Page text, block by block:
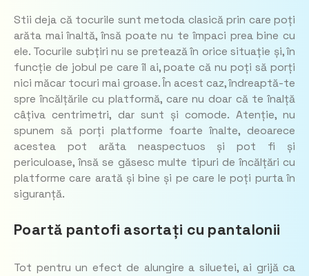
Stii deja că tocurile sunt metoda clasică prin care poți
arăta mai înaltă, însă poate nu te împaci prea bine cu
ele. Tocurile subțiri nu se pretează în orice situație și, în
funcție de jobul pe care îl ai, poate că nu poți să porți
nici măcar tocuri mai groase. În acest caz, îndreaptă-te
spre încălțările cu platformă, care nu doar că te înalță
câțiva centrimetri, dar sunt și comode. Atenție, nu
spunem să porți platforme foarte înalte, deoarece
acestea pot arăta neaspectuos și pot fi și
periculoase, însă se găsesc multe tipuri de încălțări cu
platforme care arată și bine și pe care le poți purta în
siguranță.
Poartă pantofi asortați cu pantalonii
Tot pentru un efect de alungire a siluetei, ai grijă ca